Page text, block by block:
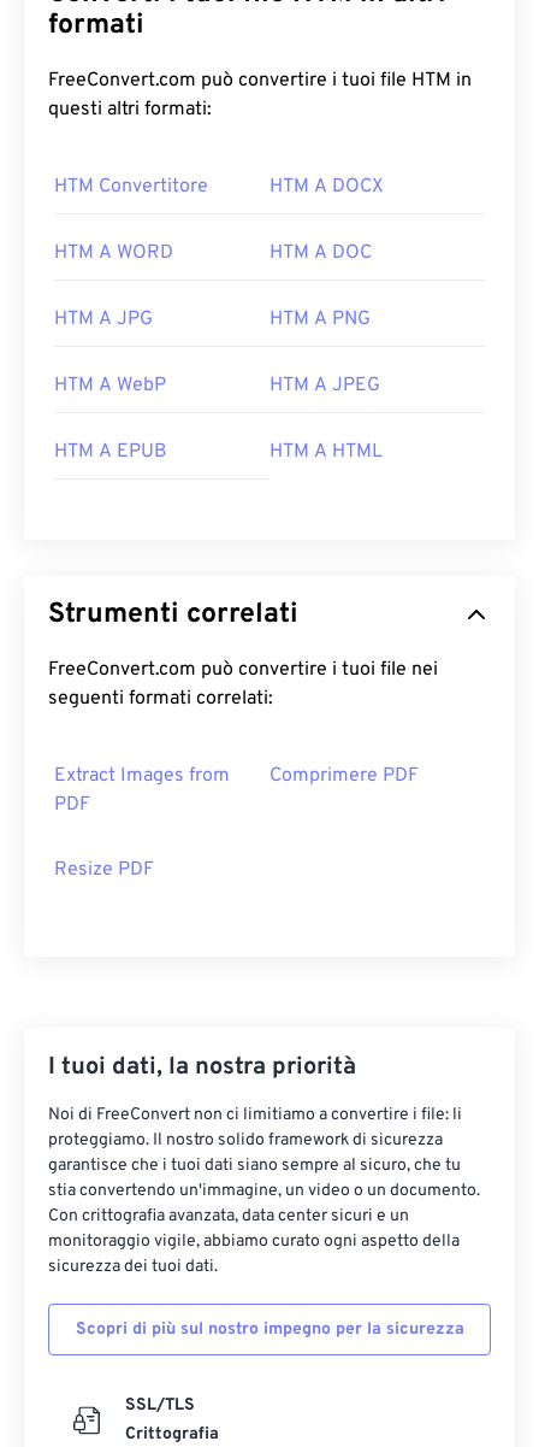
formati
FreeConvert.com può convertire i tuoi file HTM in
questi altri formati:
HTM Convertitore HTM A DOCX
HTM A WORD HTM A DOC
HTM A JPG HTM A PNG
HTM A WebP HTM A JPEG
HTM A EPUB HTM A HTML
Strumenti correlati
FreeConvert.com può convertire i tuoi file nei
seguenti formati correlati:
Extract Images from
PDF
Comprimere PDF
Resize PDF
I tuoi dati, la nostra priorità
Noi di FreeConvert non ci limitiamo a convertire i file: li
proteggiamo. Il nostro solido framework di sicurezza
garantisce che i tuoi dati siano sempre al sicuro, che tu
stia convertendo un'immagine, un video o un documento.
Con crittografia avanzata, data center sicuri e un
monitoraggio vigile, abbiamo curato ogni aspetto della
sicurezza dei tuoi dati.
Scopri di più sul nostro impegno per la sicurezza
SSL/TLS
Crittografia